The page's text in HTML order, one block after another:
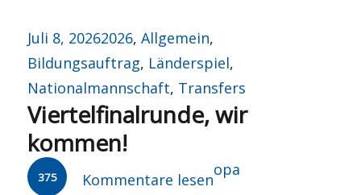
Veröffentlicht
am
Juli 8, 2026Kategorien
2026,Allgemein,
Bildungsauftrag, Länderspiel,
Nationalmannschaft, Transfers
Viertelfinalrunde, wir
kommen!
375 Kommentare lesen
Autor
opa